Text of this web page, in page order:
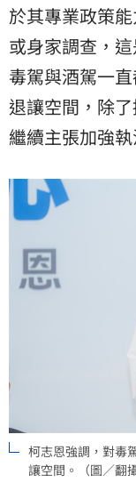
於其專業政策
或身家調查，
毒駕與酒駕一
退讓空間，除
繼續主張加強執
柯志恩強調，對毒
讓空間。（圖／翻